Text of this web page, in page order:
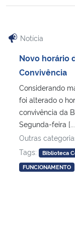
Notícia
Novo horário
Convivência
Considerando
foi alterado o
convivência da
Segunda-feira
Outras
Tags:
Biblioteca
FUNCIONAMENTO